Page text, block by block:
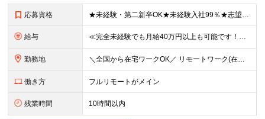
応募資格 ★未経験・第二新卒OK★未経験入社99％★志望動機不問 ■職種・業界経験不問、第二新卒大歓迎！ ■学歴不問 ≪一つでも当てはまる方はぜひご応募ください！≫ □はっきりしたキャリアの希望がない □こ
給与 ≪完全未経験でも月給40万円以上も可能です！≫ -------------- 【1】ITエンジニア 月給26万円～50万円＋プロジェクト手当＋資格手当 【2】IT事務、営業事務 月給26万円～50万
勤務地 ＼全国から在宅ワークOK／ リモートワーク(在宅勤務)or東京本社、大阪支社、または東京23区、大阪のお客様先での勤務 ★転勤はありません ★希望をもとに配属先を決定します ★リモートワーク率5割
働き方 フルリモートがメイン
残業時間 10時間以内